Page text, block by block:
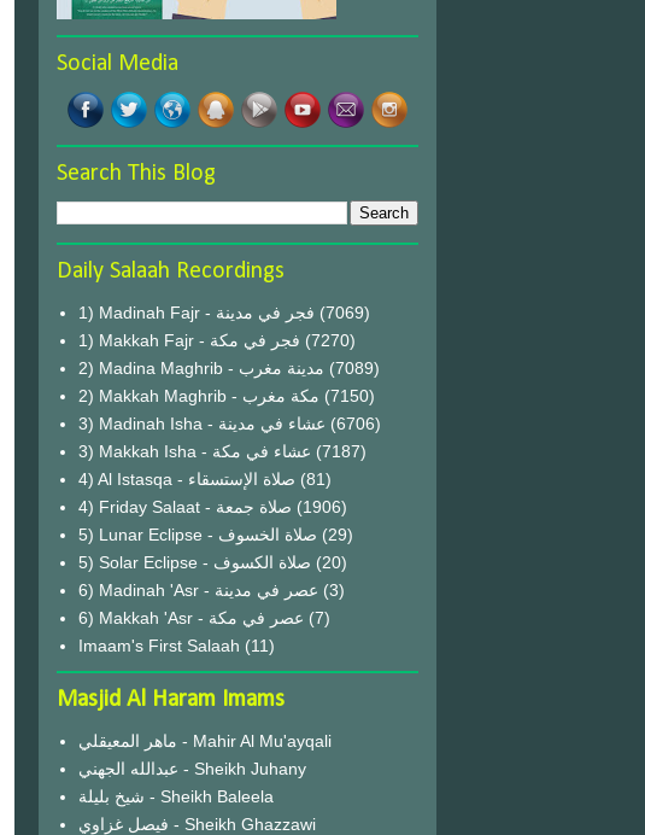
Social Media
Search This Blog
Daily Salaah Recordings
1) Madinah Fajr - فجر في مدينة (7069)
1) Makkah Fajr - فجر في مكة (7270)
2) Madina Maghrib - مدينة مغرب (7089)
2) Makkah Maghrib - مكة مغرب (7150)
3) Madinah Isha - عشاء في مدينة (6706)
3) Makkah Isha - عشاء في مكة (7187)
4) Al Istasqa - صلاة الإستسقاء (81)
4) Friday Salaat - صلاة جمعة (1906)
5) Lunar Eclipse - صلاة الخسوف (29)
(20)
6) Madinah 'Asr - عصر في مدينة (3)
6) Makkah 'Asr - عصر في مكة (7)
Imaam's First Salaah (11)
Masjid Al Haram Imams
ماهر المعيقلي - Mahir Al Mu'ayqali
عبدالله الجهني - Sheikh Juhany
شيخ بليلة - Sheikh Baleela
فيصل غزاوي - Sheikh Ghazzawi